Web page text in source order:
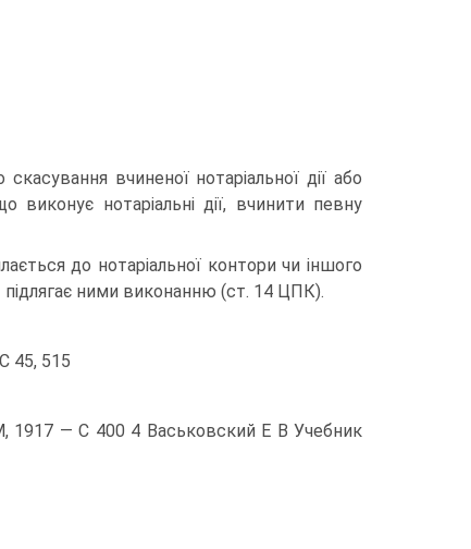
вчиненої нотаріальної дії або
нотаріальні дії, вчинити певну
до нотаріальної контори чи іншого
підлягає ними виконанню (ст. 14 ЦПК).
45, 515
1917 — С 400 4 Васьковский Е В Учебник